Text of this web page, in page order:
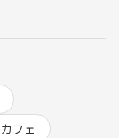
カフェ